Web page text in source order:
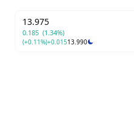
13.975
0.185 (1.34%)
13.990
+0.015
(+0.11%)